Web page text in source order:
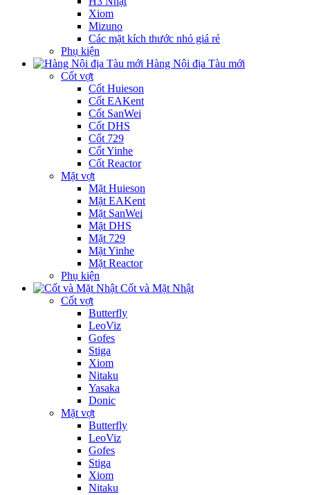
Xiom
Mizuno
Các mặt kích thước nhỏ giá rẻ
Phụ kiện
Hàng Nội địa Tàu mới
Cốt vợt
Cốt Huieson
Cốt EAKent
Cốt SanWei
Cốt DHS
Cốt 729
Cốt Yinhe
Cốt Reactor
Mặt vợt
Mặt Huieson
Mặt EAKent
Mặt SanWei
Mặt DHS
Mặt 729
Mặt Yinhe
Mặt Reactor
Phụ kiện
Cốt và Mặt Nhật
Cốt vợt
Butterfly
LeoViz
Gofes
Stiga
Xiom
Nitaku
Yasaka
Donic
Mặt vợt
Butterfly
LeoViz
Gofes
Stiga
Xiom
Nitaku